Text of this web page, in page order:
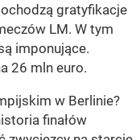
gratyfikacje
LM. W tym
imponujące.
26 mln euro.
w Berlinie?
finałów